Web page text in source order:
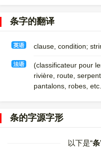
条字的翻译
英语 clause, condition;
法语
(classificateur pour
rivière, route,
pantalons, robes,
条的字源字形
以下是“条